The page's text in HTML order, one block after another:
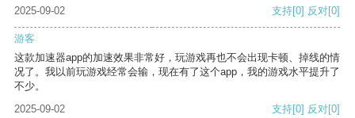
2025-09-02
支持[0] 反对[0]
游客
这款加速器app的加速效果非常好，玩游戏再也不会出现卡顿、掉线的情
况了。我以前玩游戏经常会输，现在有了这个app，我的游戏水平提升了
不少。
2025-09-02
支持[0] 反对[0]